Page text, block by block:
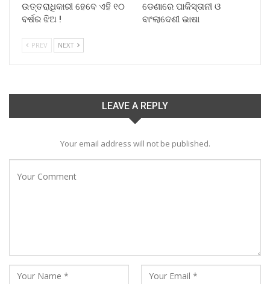
ଉତ୍ତରାଧିକାରୀ ହେବେ ଏହି ୧୦
ବର୍ଷର ଝିଅ !
ଡେଣାରେ ପାକିସ୍ତାନୀ ଓ
ବାଂଲାଦେଶୀ ଭାଷା
PREV NEXT
LEAVE A REPLY
Your email address will not be published.